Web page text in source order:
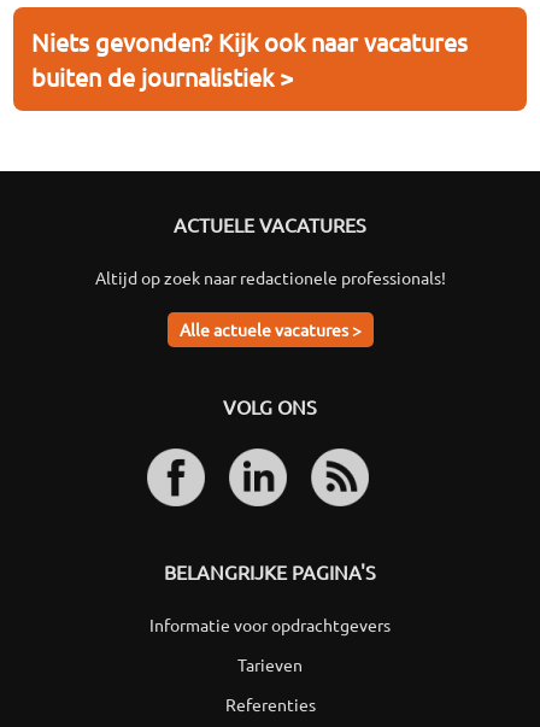
Niets gevonden? Kijk ook naar vacatures
buiten de journalistiek >
ACTUELE VACATURES
Altijd op zoek naar redactionele professionals!
Alle actuele vacatures >
VOLG ONS
BELANGRIJKE PAGINA'S
Informatie voor opdrachtgevers
Tarieven
Referenties